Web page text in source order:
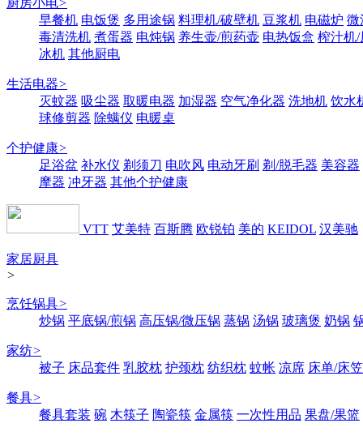
早餐机 电饭煲 多用途锅 料理机/破壁机 豆浆机 电磁炉 微
毒清洗机 煮蛋器 电炖锅 养生壶/煎药壶 电热饭盒 榨汁机/
冰机 其他厨电
生活电器>
灭蚊器 吸尘器 取暖电器 加湿器 空气净化器 洗地机 饮水
球修剪器 除螨仪 电暖桌
个护健康>
足浴盆 补水仪 剃须刀 电吹风 电动牙刷 剃/脱毛器 美容器
摩器 冲牙器 其他个护健康
VTT 艾美特 百斯腾 欧锐铂 美的 KEIDOL 汉美驰
家居厨具
>
烹饪锅具>
炒锅 平底锅/煎锅 高压锅/微压锅 蒸锅 汤锅 玻璃煲 奶锅
家纺>
被子 床品套件 乳胶枕 护颈枕 纺织枕 蚊帐 凉席 床单/床笠
餐具>
餐具套装 碗 木筷子 陶瓷筷 金属筷 一次性用品 果盘/果篮